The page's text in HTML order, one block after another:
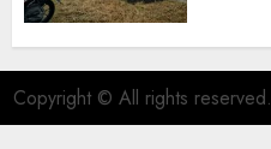
Copyright © All rights reserved.